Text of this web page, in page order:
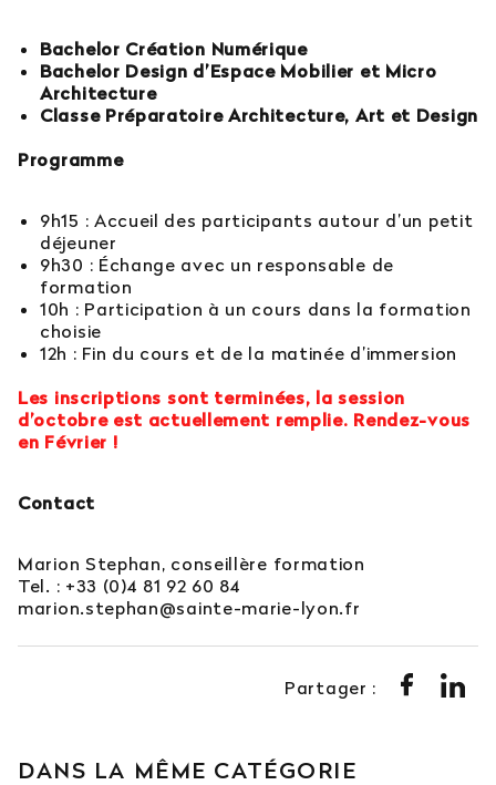
Bachelor Création Numérique
Bachelor Design d’Espace Mobilier et Micro
Architecture
Classe Préparatoire Architecture, Art et Design
Programme
9h15 : Accueil des participants autour d’un petit
déjeuner
9h30 : Échange avec un responsable de
formation
10h : Participation à un cours dans la formation
choisie
12h : Fin du cours et de la matinée d’immersion
Les inscriptions sont terminées, la session
d’octobre est actuellement remplie. Rendez-vous
en Février !
Contact
Marion Stephan, conseillère formation
Tel. : +33 (0)4 81 92 60 84
marion.stephan@sainte-marie-lyon.fr
Partager :
DANS LA MÊME CATÉGORIE